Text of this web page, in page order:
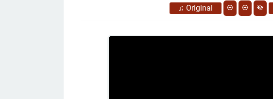
♫ Original